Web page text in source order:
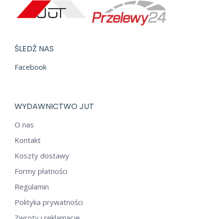
ŚLEDŹ NAS
Facebook
WYDAWNICTWO JUT
O nas
Kontakt
Koszty dostawy
Formy płatności
Regulamin
Polityka prywatności